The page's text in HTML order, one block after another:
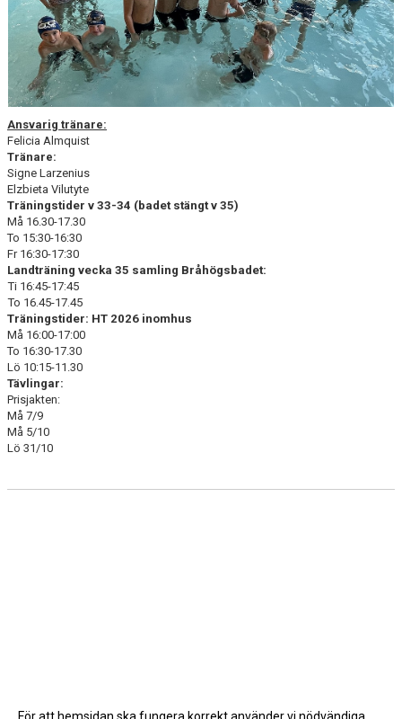
T2
T1
Ansvarig tränare:
Felicia Almquist
Tränare:
Signe Larzenius
Elzbieta Vilutyte
Träningstider v 33-34 (badet stängt v 35)
Må 16.30-17.30
To 15:30-16:30
Fr 16:30-17:30
Landträning vecka 35 samling Bråhögsbadet:
Ti 16:45-17:45
To 16.45-17.45
Träningstider: HT 2026 inomhus
Må 16:00-17:00
To 16:30-17.30
Lö 10:15-11.30
Tävlingar:
Prisjakten:
Må 7/9
Må 5/10
Lö 31/10